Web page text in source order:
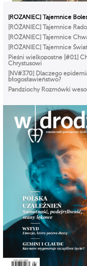
[RÓŻANIEC] Tajemnice
[RÓŻANIEC] Tajemnice
[RÓŻANIEC] Tajemnice
[RÓŻANIEC] Tajemnice
Pieśni wielkopostne [#01]
Chrystusowi
[NV#370] Dlaczego
błogosławieństwo?
Pandziochy Rozmówki
Gorzkie Żale[#01] Część
Msza Online – Łódź
godz. 12:00
Droga do zbawienia [#01]
Odpowiedzialni = wolni.